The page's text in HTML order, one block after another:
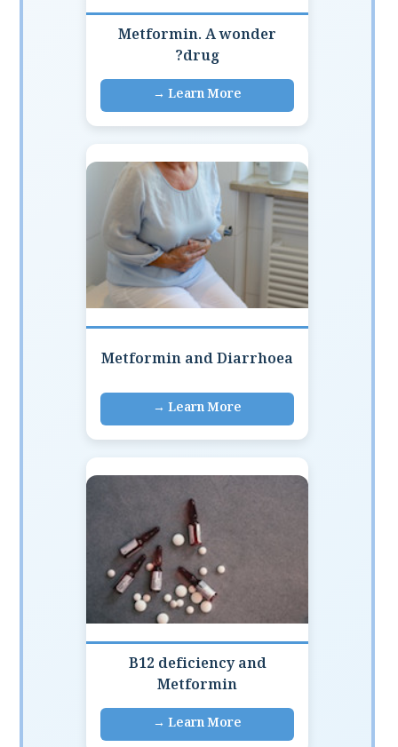
Metformin. A wonder
drug?
Metformin and Diarrhoea
B12 deficiency and
Metformin